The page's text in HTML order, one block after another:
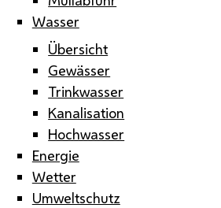
Wasser
Übersicht
Gewässer
Trinkwasser
Kanalisation
Hochwasser
Energie
Wetter
Umweltschutz